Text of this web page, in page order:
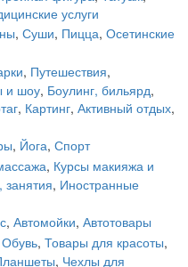
услуги
, Суши, Пицца, Осетинские
, Путешествия,
и шоу, Боулинг, бильярд,
, Картинг, Активный отдых,
, Йога, Спорт
, Курсы макияжа и
занятия, Иностранные
, Автомойки, Автотовары
, Товары для красоты,
, Чехлы для